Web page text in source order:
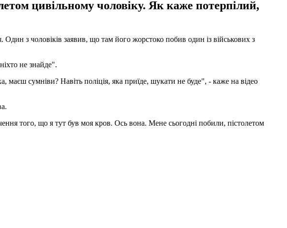
цивільному чоловіку. Як каже потерпілий,
Один з чоловіків заявив, що там його жорстоко побив один із військових з
не знайде".
сумніви? Навіть поліція, яка приїде, шукати не буде", - каже на відео
того, що я тут був моя кров. Ось вона. Мене сьогодні побили, пістолетом